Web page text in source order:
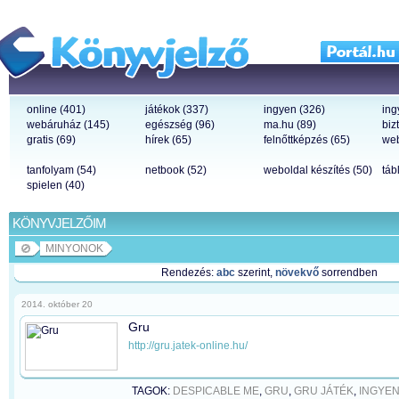
online (401) játékok (337) ingyen (326)
webáruház (145)
egészség (96) ma.hu (89)
gratis (69)
hírek (65) felnőttképzés (65)
tanfolyam (54) netbook (52) weboldal készítés (50)
spielen (40)
KÖNYVJELZŐIM
MINYONOK
Rendezés: abcszerint, növekvősorrendben
2014. október 20
Gru
http://gru.jatek-online.hu/
TAGOK: DESPICABLE ME, GRU, GRU JÁTÉK, INGYEN